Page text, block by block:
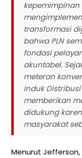
kepemimpinan
transformasi
bahwa PLN
fondasi
akuntabel.
meteran
Induk
memberikan
didukung
masyarakat
Menurut